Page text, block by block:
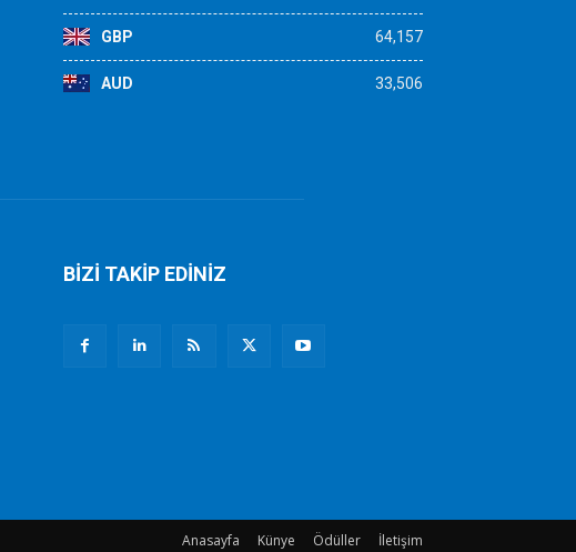
GBP 64,157
AUD 33,506
BİZİ TAKİP EDİNİZ
Anasayfa Künye Ödüller İletişim